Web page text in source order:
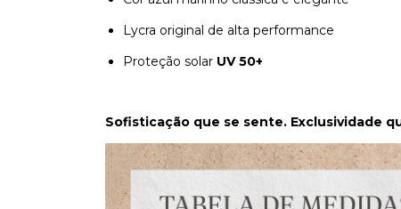
Lycra original de alta performance
Proteção solar UV 50+
Sofisticação que se sente. Exclusividade